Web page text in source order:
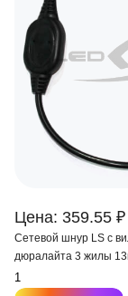
Цена: 359.55 ₽
Сетевой шнур LS с